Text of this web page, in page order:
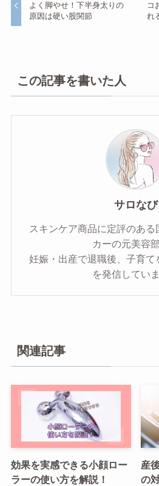
よく脚やせ！下半身太りの
原因は硬い股関節
コ
れ
この記事を書いた人
サロなび
スキンケア商品に定評のあ
カーの元美容部
妊娠・出産で退職後、子育て
を発信してい
関連記事
効果を実感できる小顔ロー
ラーの使い方を解説！
産
の